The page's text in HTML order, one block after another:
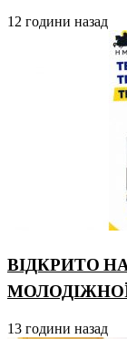
12 години назад
ВІДКРИТО
13 години назад